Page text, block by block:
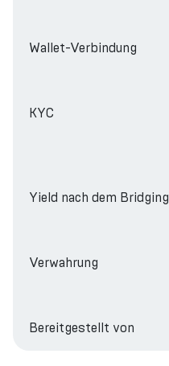
Wallet-Verbindung
KYC
Yield nach dem Bridging
Verwahrung
Bereitgestellt von